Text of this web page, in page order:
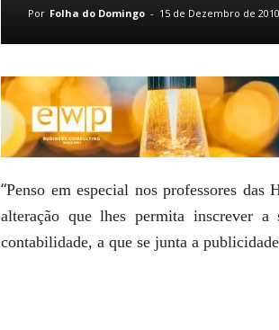
Por Folha do Domingo - 15 de Dezembro de 2010
“Penso em especial nos professores das
alteração que lhes permita inscrever
contabilidade, a que se junta a